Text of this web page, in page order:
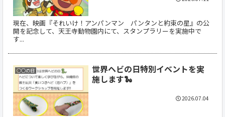
現在、映画『それいけ！アンパンマン パンタンと約束の星』の公
開を記念して、天王寺動物園内にて、スタンプラリーを実施中で
す...
○○の日
世界ヘビの日特別イベントを実
施します🐍
2026.07.04